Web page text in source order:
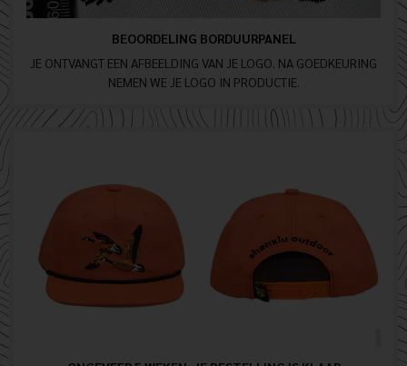
BEOORDELING BORDUURPANEL
JE ONTVANGT EEN AFBEELDING VAN JE LOGO. NA GOEDKEURING
NEMEN WE JE LOGO IN PRODUCTIE.